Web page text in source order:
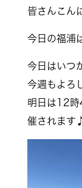
皆さんこん
今日の福浦
今日はいつ
今週もよろ
明日は12時
催されます